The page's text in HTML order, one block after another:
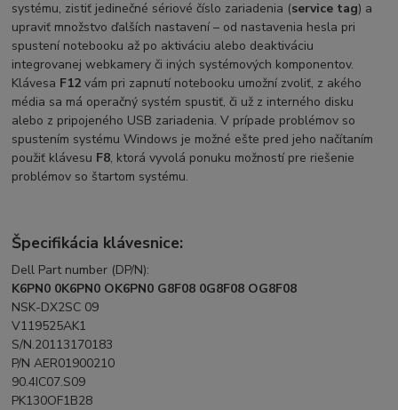
systému, zistiť jedinečné sériové číslo zariadenia (service tag) a
upraviť množstvo ďalších nastavení – od nastavenia hesla pri
spustení notebooku až po aktiváciu alebo deaktiváciu
integrovanej webkamery či iných systémových komponentov.
Klávesa F12 vám pri zapnutí notebooku umožní zvoliť, z akého
média sa má operačný systém spustiť, či už z interného disku
alebo z pripojeného USB zariadenia. V prípade problémov so
spustením systému Windows je možné ešte pred jeho načítaním
použiť klávesu F8, ktorá vyvolá ponuku možností pre riešenie
problémov so štartom systému.
Špecifikácia klávesnice:
Dell Part number (DP/N):
K6PN0 0K6PN0 OK6PN0 G8F08 0G8F08 OG8F08
NSK-DX2SC 09
V119525AK1
S/N.20113170183
P/N AER01900210
90.4IC07.S09
PK130OF1B28